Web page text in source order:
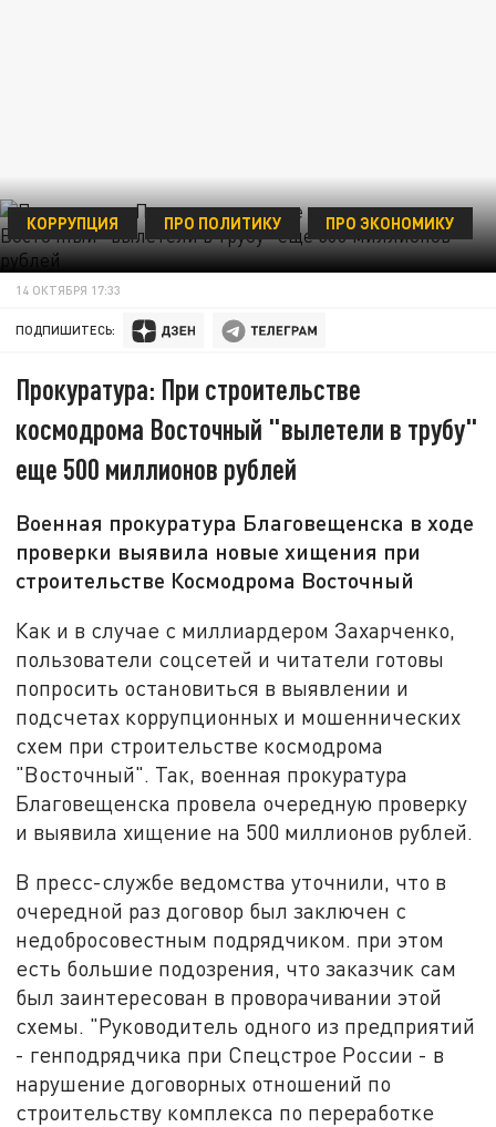
КОРРУПЦИЯ ПРО ПОЛИТИКУ ПРО ЭКОНОМИКУ
14 ОКТЯБРЯ 17:33
ПОДПИШИТЕСЬ:
Прокуратура: При строительстве
космодрома Восточный "вылетели в трубу"
еще 500 миллионов рублей
Военная прокуратура Благовещенска в ходе
проверки выявила новые хищения при
строительстве Космодрома Восточный
Как и в случае с миллиардером Захарченко,
пользователи соцсетей и читатели готовы
попросить остановиться в выявлении и
подсчетах коррупционных и мошеннических
схем при строительстве космодрома
"Восточный". Так, военная прокуратура
Благовещенска провела очередную проверку
и выявила хищение на 500 миллионов рублей.
В пресс-службе ведомства уточнили, что в
очередной раз договор был заключен с
недобросовестным подрядчиком. при этом
есть большие подозрения, что заказчик сам
был заинтересован в проворачивании этой
схемы. "Руководитель одного из предприятий
- генподрядчика при Спецстрое России - в
нарушение договорных отношений по
строительству комплекса по переработке